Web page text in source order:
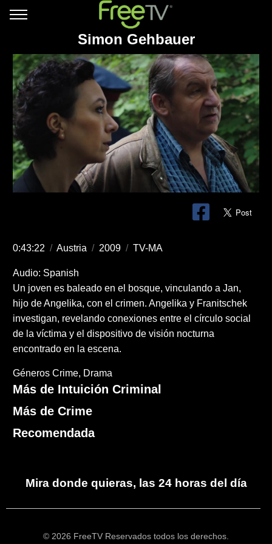
Simon Gehbauer
0:43:22 / Austria / 2009 / TV-MA
Audio: Spanish
Un joven es baleado en el bosque, vinculando a Jan,
hijo de Angelika, con el crimen. Angelika y Franitschek
investigan, revelando conexiones entre el círculo social
de la víctima y el dispositivo de visión nocturna
encontrado en la escena.
Géneros Crime Drama
Más de Intuición Criminal
Más de Crime
Recomendada
Mira donde quieras, las 24 horas del día
© 2026 FreeTV Reservados todos los derechos.